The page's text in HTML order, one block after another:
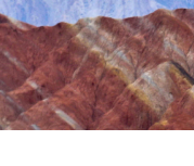
要
纪要
博士后管理
人才招聘
年度考核
科研
通知
科研